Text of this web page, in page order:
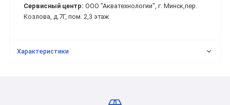
Сервисный центр: ООО "Акватехнологии", г. Минск,пер.
Козлова, д.7Г, пом. 2,3 этаж
Характеристики